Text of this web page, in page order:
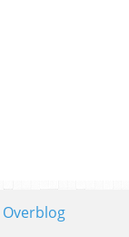
Overblog